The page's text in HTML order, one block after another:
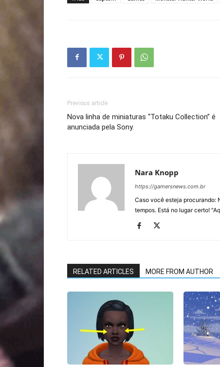
Previous article
Nova linha de miniaturas “Totaku Collection” é
anunciada pela Sony.
Nara Knopp
https://gamersnews.com.br
Caso você esteja procurando:
tempos. Está no lugar certo!
RELATED ARTICLES MORE FROM AUTHOR